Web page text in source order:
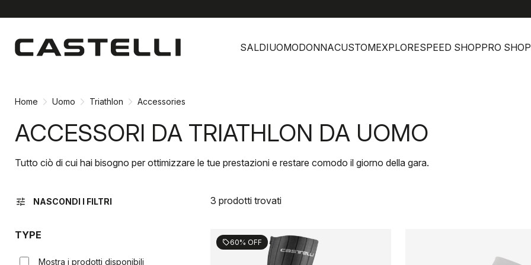
contenuto
navigazione
SALDIUOMODONNACUSTOMEXPLORESPEED SHOPPRO SHOP
Home Uomo Triathlon Accessories
ACCESSORI DA TRIATHLON DA UOMO
Tutto ciò di cui hai bisogno per ottimizzare le tue prestazioni e restare comodo il giorno della gara.
tune NASCONDI I FILTRI 3 prodotti trovati
TYPE
Mostra i prodotti disponibili
sell60% OFF